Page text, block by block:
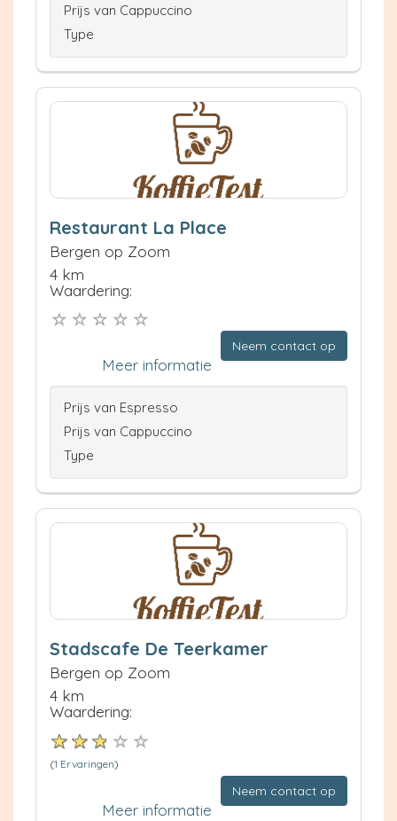
Prijs van Cappuccino
Type
Restaurant La Place
Bergen op Zoom
4 km
Waardering:
Neem contact op
Meer informatie
Prijs van Espresso
Prijs van Cappuccino
Type
Stadscafe De Teerkamer
Bergen op Zoom
4 km
Waardering:
(1 Ervaringen)
Neem contact op
Meer informatie